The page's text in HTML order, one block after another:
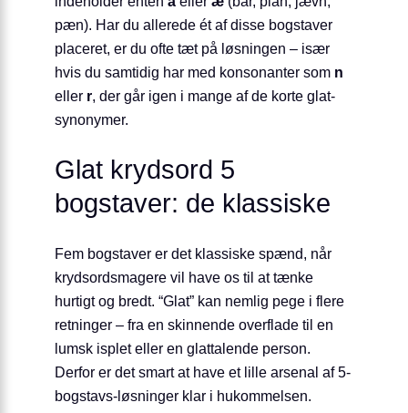
pæn). Har du allerede ét af disse bogstaver
placeret, er du ofte tæt på løsningen – især
hvis du samtidig har med konsonanter som n
eller r, der går igen i mange af de korte glat-
synonymer.
Glat krydsord 5
bogstaver: de klassiske
Fem bogstaver er det klassiske spænd, når
krydsordsmagere vil have os til at tænke
hurtigt og bredt. “Glat” kan nemlig pege i flere
retninger – fra en skinnende overflade til en
lumsk isplet eller en glat­talende person.
Derfor er det smart at have et lille arsenal af 5-
bogstavs-løsninger klar i hukommelsen.